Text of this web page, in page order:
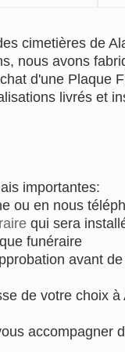
cimetières de
nous avons
d'une Plaque
livrés et
importantes:
ou en nous
qui sera
funéraire
avant
de votre choix à
accompagner